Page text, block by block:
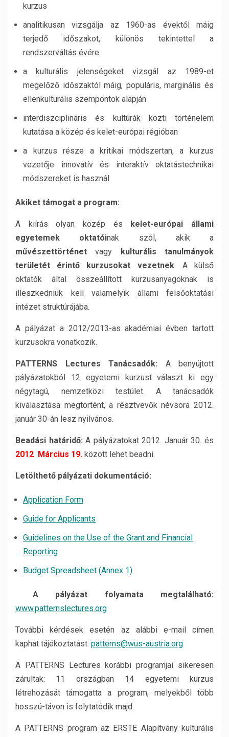
kurzus
analitikusan vizsgálja az 1960-as évektől máig
terjedő időszakot, különös tekintettel a
rendszerváltás évére
a kulturális jelenségeket vizsgál az 1989-et
megelőző időszaktól máig, populáris, marginális és
ellenkulturális szempontok alapján
interdiszciplináris és kultúrák közti történelem
kutatása a közép és kelet-európai régióban
a kurzus része a kritikai módszertan, a kurzus
vezetője innovatív és interaktív oktatástechnikai
módszereket is használ
Akiket támogat a program:
A kiírás olyan közép és kelet-európai állami
egyetemek oktatóinak szól, akik a
művészettörténet vagy kulturális tanulmányok
területét érintő kurzusokat vezetnek. A külső
oktatók által összeállított kurzusanyagoknak is
illeszkedniük kell valamelyik állami felsőoktatási
intézet struktúrájába.
A pályázat a 2012/2013-as akadémiai évben tartott
kurzusokra vonatkozik.
PATTERNS Lectures Tanácsadók: A benyújtott
pályázatokból 12 egyetemi kurzust választ ki egy
négytagú, nemzetközi testület. A tanácsadók
kiválasztása megtörtént, a résztvevők névsora 2012.
január 30-án lesz nyilvános.
Beadási határidő:A pályázatokat 2012. Január 30. és
2012 Március 19. között lehet beadni.
Letölthető pályázati dokumentáció:
Application Form
Guide for Applicants
Guidelines on the Use of the Grant and Financial
Reporting
Budget Spreadsheet (Annex 1)
A pályázat folyamata megtalálható:
www.patternslectures.org
További kérdések esetén az alábbi e-mail címen
kaphat tájékoztatást: patterns@wus-austria.org
A PATTERNS Lectures korábbi programjai sikeresen
zárultak: 11 országban 14 egyetemi kurzus
létrehozását támogatta a program, melyekből több
hosszú-távon is folytatódik majd.
A PATTERNS program az ERSTE Alapítvány kulturális